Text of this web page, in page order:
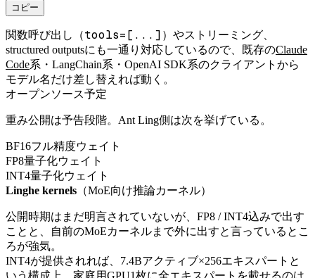
コピー
関数呼び出し（tools=[...] ）やストリーミング、
structured outputsにも一通り対応しているので、既存のClaude
Code系・LangChain系・OpenAI SDK系のクライアントから
モデル名だけ差し替えれば動く。
オープンソース予定
重み公開は予告段階。Ant Ling側は次を挙げている。
BF16フル精度ウェイト
FP8量子化ウェイト
INT4量子化ウェイト
Linghe kernels （MoE向け推論カーネル）
公開時期はまだ明言されていないが、FP8 / INT4込みで出す
ことと、自前のMoEカーネルまで外に出すと言っているとこ
ろが強気。
INT4が提供されれば、7.4Bアクティブ×256エキスパートと
いう構成上、家庭用GPU1枚に全エキスパートを載せるのは